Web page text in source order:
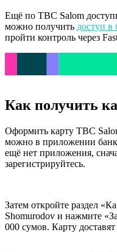
Ещё по TBC Salom
можно получить доступ в
пройти контроль через
Как получить
Оформить карту TBC
можно в приложении
ещё нет приложения,
зарегистрируйтесь.
Затем откройте раздел
Shomurodov и нажмите
000 сумов. Карту